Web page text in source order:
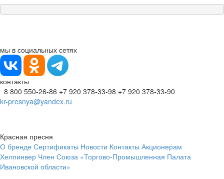
мы в социальных сетях
контакты
8 800 550-26-86 +7 920 378-33-98 +7 920 378-33-90
kr-presnya@yandex.ru
Красная пресня
О бренде Сертификаты Новости Контакты Акционерам
Хелпинвер Член Союза «Торгово-Промышленная Палата
Ивановской области»